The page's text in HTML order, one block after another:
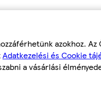
azokhoz. Az
Adatkezelési és Cookie
a vásárlási